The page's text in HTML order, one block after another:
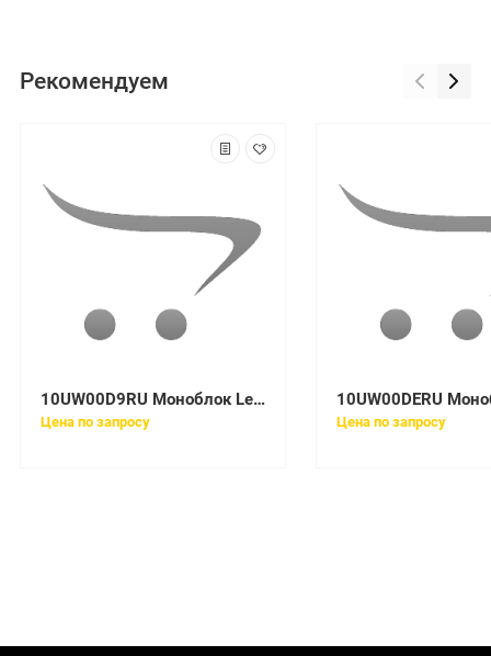
Рекомендуем
10UW00D9RU Моноблок Lenovo V530-24ICB All-In-One 23,8in PEN G5420T
Цена по запросу Цена по запросу